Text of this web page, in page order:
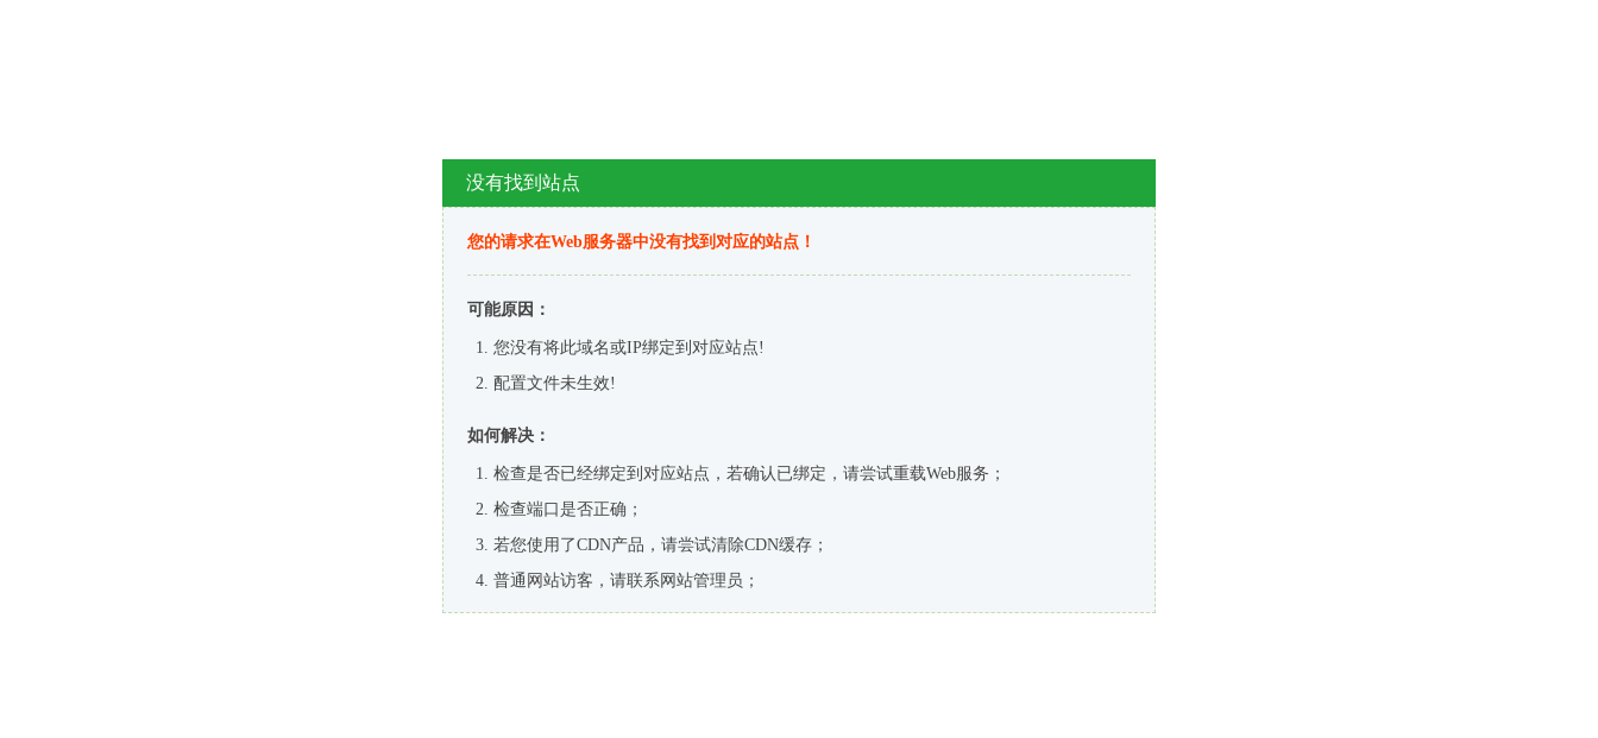
没有找到站点
您的请求在Web服务器中没有找到对应的站点！
可能原因：
您没有将此域名或IP绑定到对应站点!
配置文件未生效!
如何解决：
检查是否已经绑定到对应站点，若确认已绑定，请尝试重载Web服务；
检查端口是否正确；
若您使用了CDN产品，请尝试清除CDN缓存；
普通网站访客，请联系网站管理员；